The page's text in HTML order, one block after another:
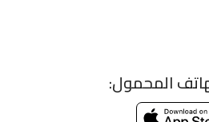
المحمول: